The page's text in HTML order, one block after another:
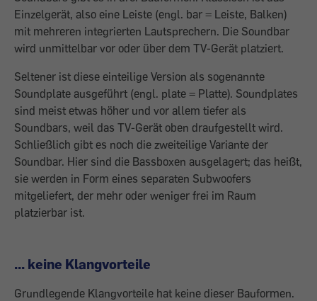
Einzelgerät, also eine Leiste (engl. bar = Leiste, Balken)
mit mehreren integrierten Lautsprechern. Die Soundbar
wird unmittelbar vor oder über dem TV-Gerät platziert.
Seltener ist diese einteilige Version als sogenannte
Soundplate ausgeführt (engl. plate = Platte). Soundplates
sind meist etwas höher und vor allem tiefer als
Soundbars, weil das TV-Gerät oben draufgestellt wird.
Schließlich gibt es noch die zwei­teilige Variante der
Soundbar. Hier sind die Bassboxen ausgelagert; das heißt,
sie werden in Form eines separaten Subwoofers
mitgeliefert, der mehr oder weniger frei im Raum
platzierbar ist.
... keine Klangvorteile
Grundlegende Klangvorteile hat keine dieser Bauformen.